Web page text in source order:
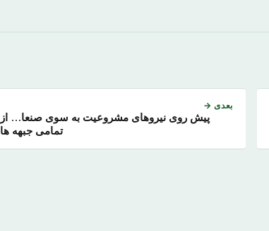
بعدی →
پیش روی نیروهای مشروعیت به سوی صنعا… از
تمامی جبهه ها